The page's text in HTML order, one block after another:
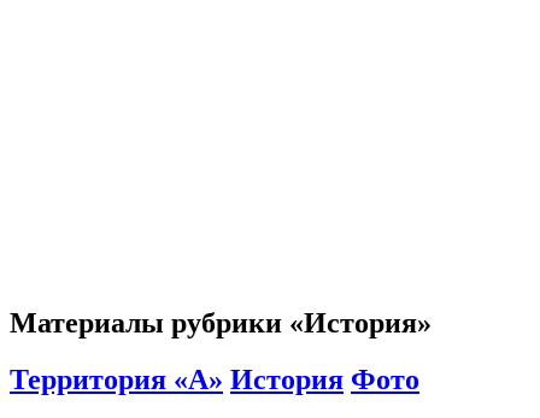
Материалы рубрики «История»
Территория «А» История Фото